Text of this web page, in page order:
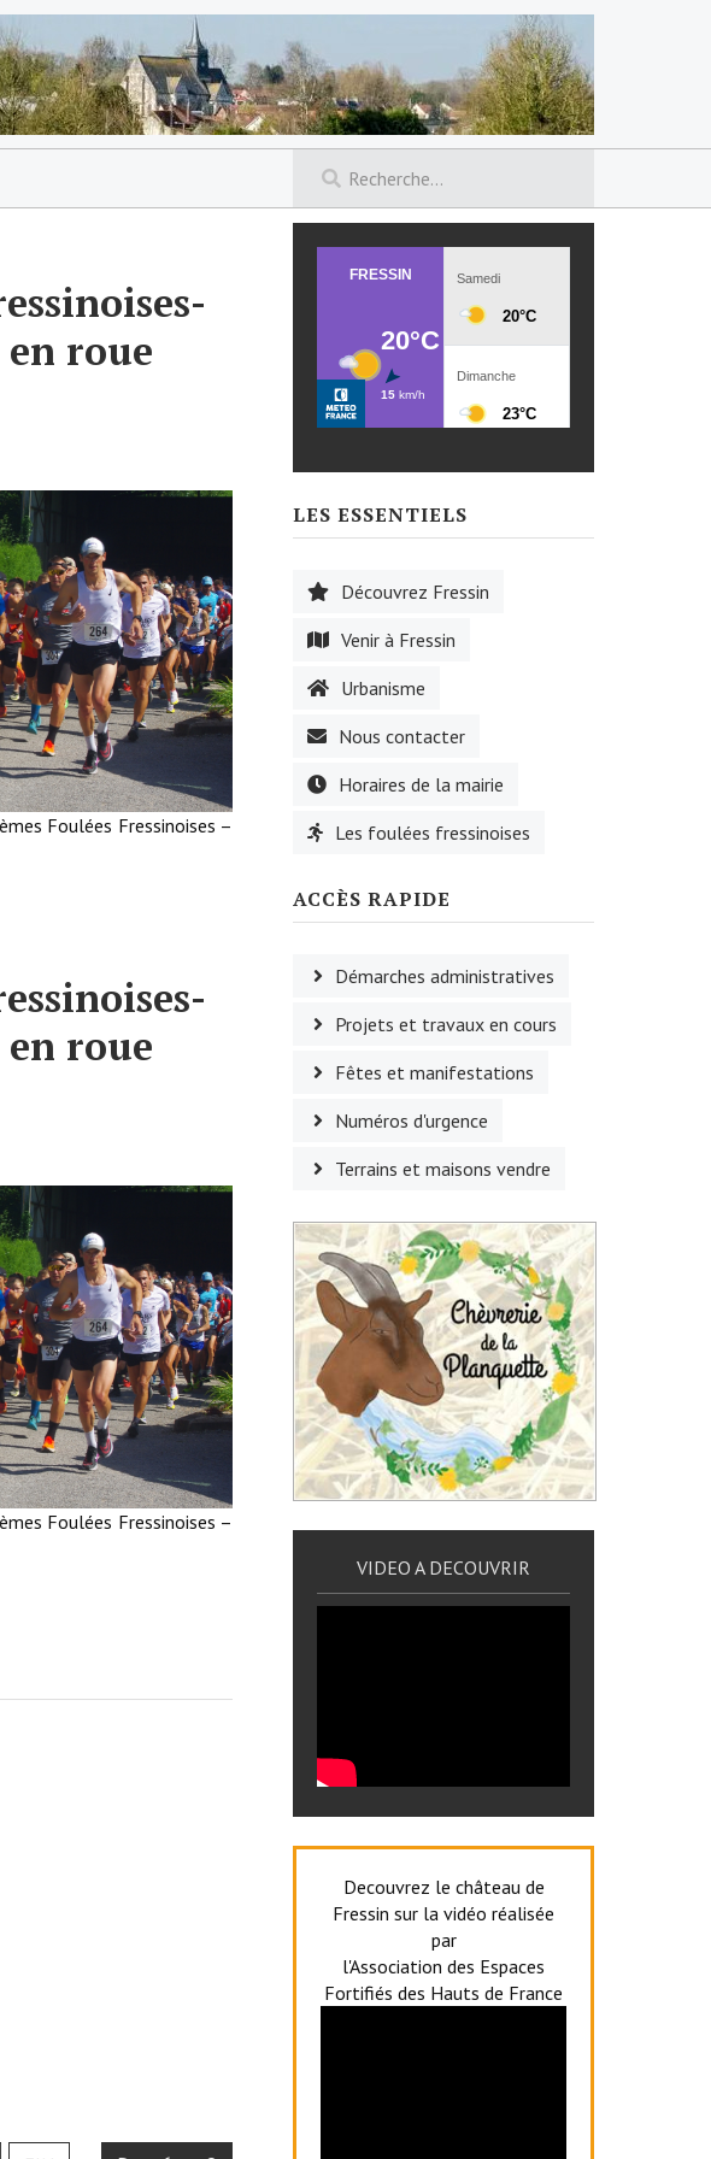
roue
Foulées Fressinoises –
roue
Foulées Fressinoises –
LES ESSENTIELS
Découvrez Fressin
Venir à Fressin
Urbanisme
Nous contacter
Horaires de la mairie
Les foulées fressinoises
ACCÈS RAPIDE
Démarches administratives
Projets et travaux en cours
Fêtes et manifestations
Numéros d'urgence
Terrains et maisons vendre
VIDEO A DECOUVRIR
Decouvrez le château de
Fressin sur la vidéo réalisée
par
l'Association des Espaces
Fortifiés des Hauts de France